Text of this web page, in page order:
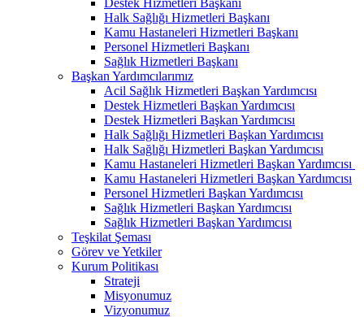
Halk Sağlığı Hizmetleri Başkanı
Kamu Hastaneleri Hizmetleri Başkanı
Personel Hizmetleri Başkanı
Sağlık Hizmetleri Başkanı
Başkan Yardımcılarımız
Acil Sağlık Hizmetleri Başkan Yardımcısı
Destek Hizmetleri Başkan Yardımcısı
Destek Hizmetleri Başkan Yardımcısı
Halk Sağlığı Hizmetleri Başkan Yardımcısı
Halk Sağlığı Hizmetleri Başkan Yardımcısı
Kamu Hastaneleri Hizmetleri Başkan Yardımcısı ​
Kamu Hastaneleri Hizmetleri Başkan Yardımcısı
Personel Hizmetleri Başkan Yardımcısı
Sağlık Hizmetleri Başkan Yardımcısı
Sağlık Hizmetleri Başkan Yardımcısı
Teşkilat Şeması
Görev ve Yetkiler
Kurum Politikası
Strateji
Misyonumuz
Vizyonumuz